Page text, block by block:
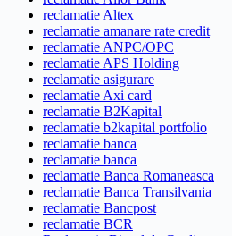
reclamatie Altex
reclamatie amanare rate credit
reclamatie ANPC/OPC
reclamatie APS Holding
reclamatie asigurare
reclamatie Axi card
reclamatie B2Kapital
reclamatie b2kapital portfolio
reclamatie banca
reclamatie banca
reclamatie Banca Romaneasca
reclamatie Banca Transilvania
reclamatie Bancpost
reclamatie BCR